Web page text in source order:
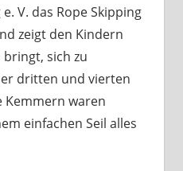
V. das Rope Skipping
zeigt den Kindern
bringt, sich zu
dritten und vierten
Kemmern waren
einfachen Seil alles